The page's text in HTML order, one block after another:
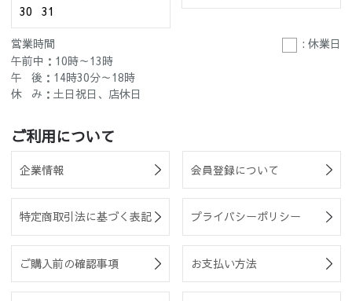
30
31
営業時間
: 休業日
午前中：10時～13時
午 後：14時30分～18時
休 み：土日祝日、店休日
ご利用について
企業情報 会員登録について
特定商取引法に基づく表記 プライバシーポリシー
ご購入前の確認事項 お支払い方法